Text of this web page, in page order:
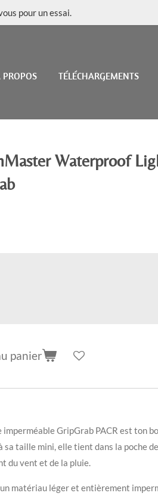
pour un essai.
PROPOS TÉLÉCHARGEMENTS
Waterproof
panier
imperméable GripGrab PACR est ton
sa taille mini, elle tient dans la poche
du vent et de la pluie.
matériau léger et entièrement